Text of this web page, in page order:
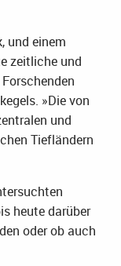
und einem
zeitliche und
»Die von
und
Tiefländern
heute darüber
oder ob auch